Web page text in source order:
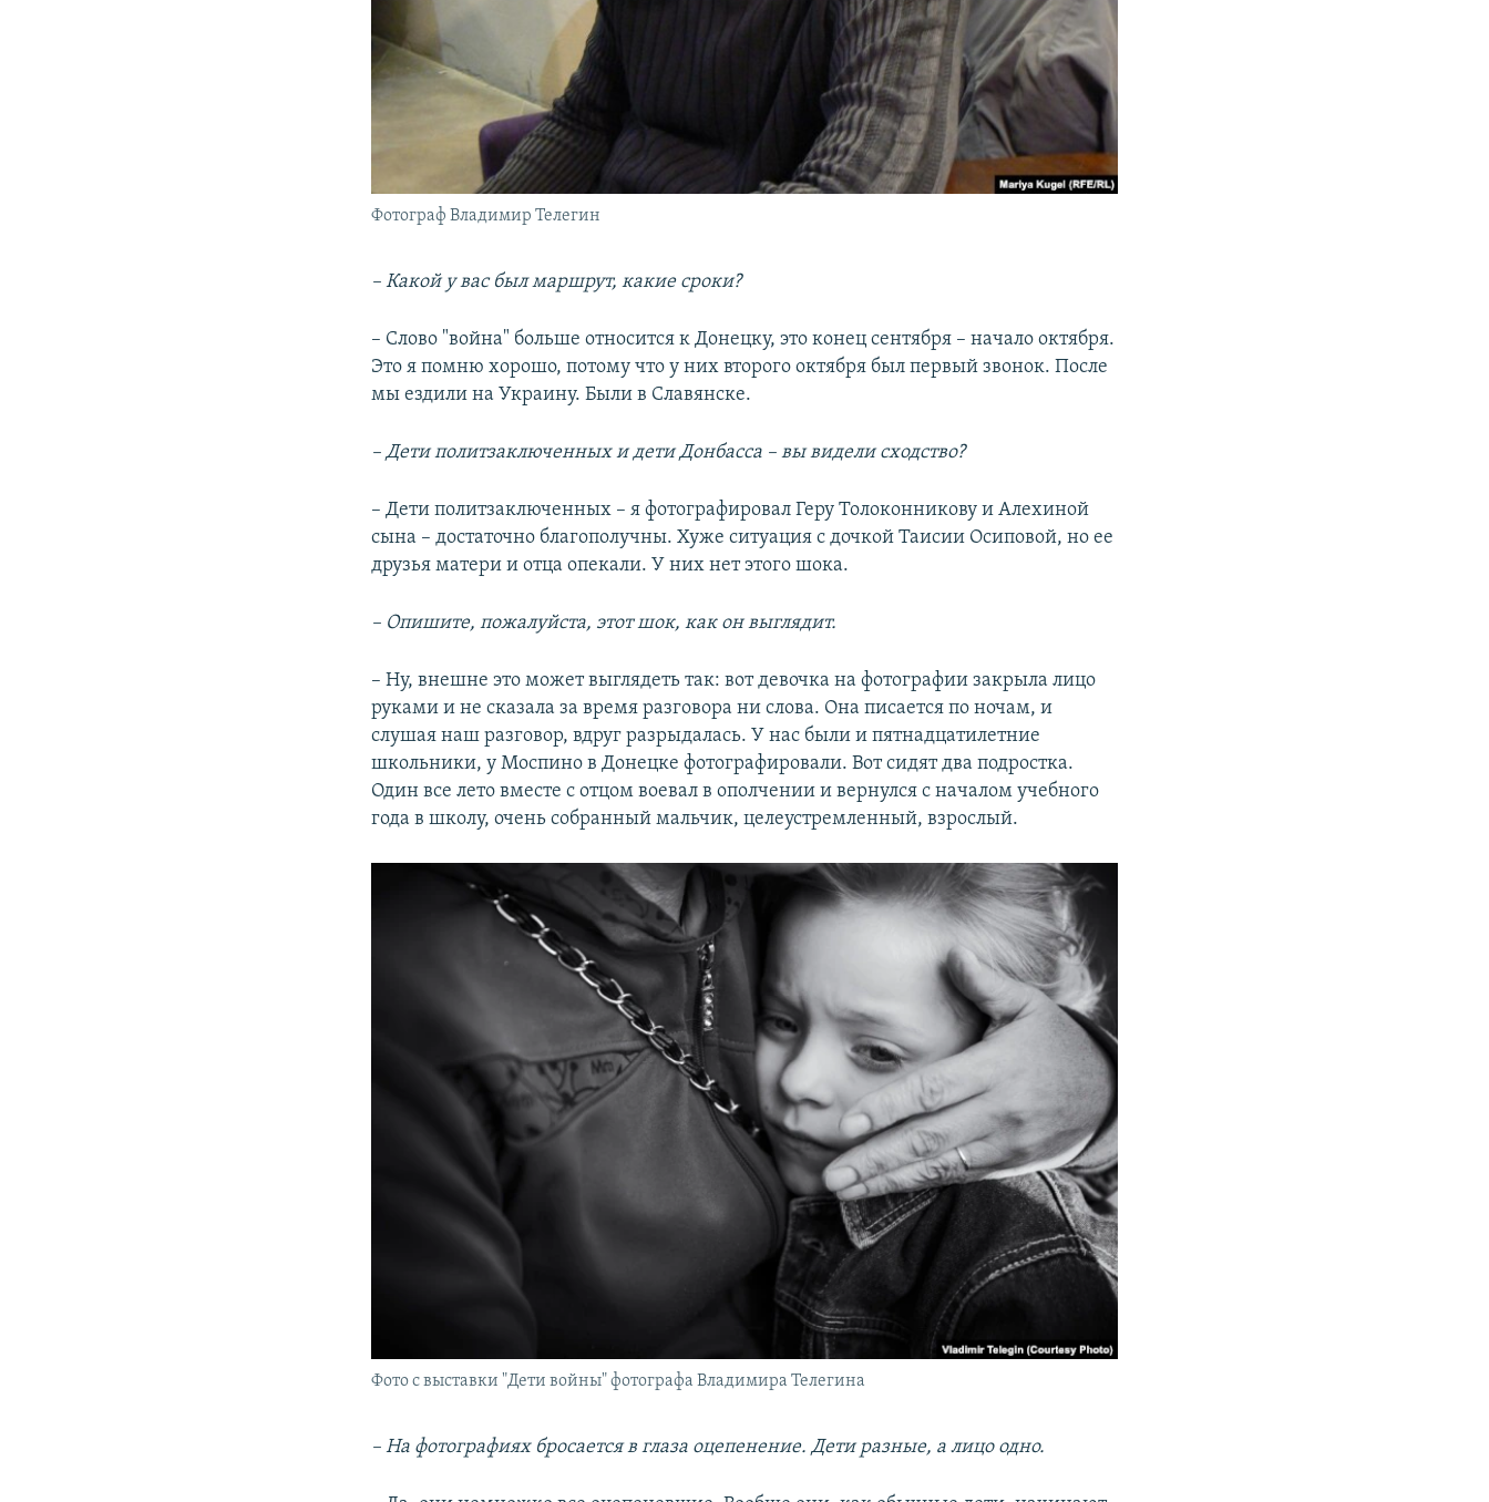
Фотограф Владимир Телегин
– Какой у вас был маршрут, какие сроки?
– Слово "война" больше относится к Донецку, это конец сентября – начало октября.
Это я помню хорошо, потому что у них второго октября был первый звонок. После
мы ездили на Украину. Были в Славянске.
– Дети политзаключенных и дети Донбасса – вы видели сходство?
– Дети политзаключенных – я фотографировал Геру Толоконникову и Алехиной
сына – достаточно благополучны. Хуже ситуация с дочкой Таисии Осиповой, но ее
друзья матери и отца опекали. У них нет этого шока.
– Опишите, пожалуйста, этот шок, как он выглядит.
– Ну, внешне это может выглядеть так: вот девочка на фотографии закрыла лицо
руками и не сказала за время разговора ни слова. Она писается по ночам, и
слушая наш разговор, вдруг разрыдалась. У нас были и пятнадцатилетние
школьники, у Моспино в Донецке фотографировали. Вот сидят два подростка.
Один все лето вместе с отцом воевал в ополчении и вернулся с началом учебного
года в школу, очень собранный мальчик, целеустремленный, взрослый.
Фото с выставки "Дети войны" фотографа Владимира Телегина
– На фотографиях бросается в глаза оцепенение. Дети разные, а лицо одно.